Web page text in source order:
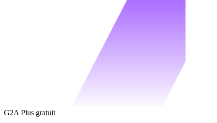
G2A Plus gratuit